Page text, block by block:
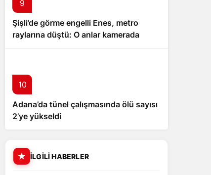
9
Şişli’de görme engelli Enes, metro
raylarına düştü: O anlar kamerada
10
Adana’da tünel çalışmasında ölü sayısı
2’ye yükseldi
İLGILI HABERLER